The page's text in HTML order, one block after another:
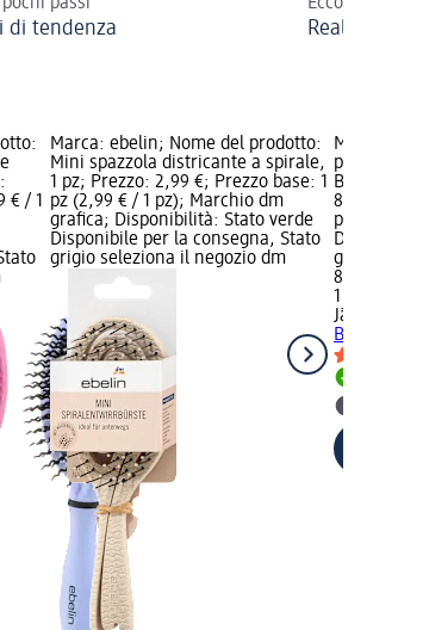
di tendenza Realizzare
€ / 1
Marca: ebelin; Nome del prodotto:
Mini spazzola districante a spirale,
1 pz; Prezzo: 2,99 €; Prezzo base: 1
pz (2,99 € / 1 pz); Marchio dm
grafica; Disponibilità: Stato verde
Disponibile per la consegna, Stato
grigio seleziona il negozio dm
Marca:
prodotto:
Brush
8,99 €;
pz);
Disponibile
grigio
8,99 €
1 pz (8,99 €
Jäneke 1830
Brush